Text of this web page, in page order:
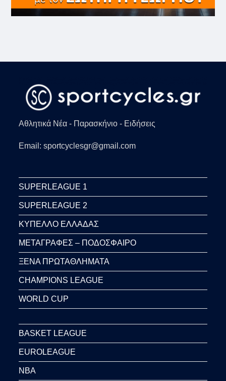
Αθλητικά Νέα - Παρασκήνιο - Ειδήσεις
Email: sportcyclesgr@gmail.com
SUPERLEAGUE 1
SUPERLEAGUE 2
ΚΥΠΕΛΛΟ ΕΛΛΑΔΑΣ
ΜΕΤΑΓΡΑΦΕΣ – ΠΟΔΟΣΦΑΙΡΟ
ΞΕΝΑ ΠΡΩΤΑΘΛΗΜΑΤΑ
CHAMPIONS LEAGUE
WORLD CUP
BASKET LEAGUE
EUROLEAGUE
NBA